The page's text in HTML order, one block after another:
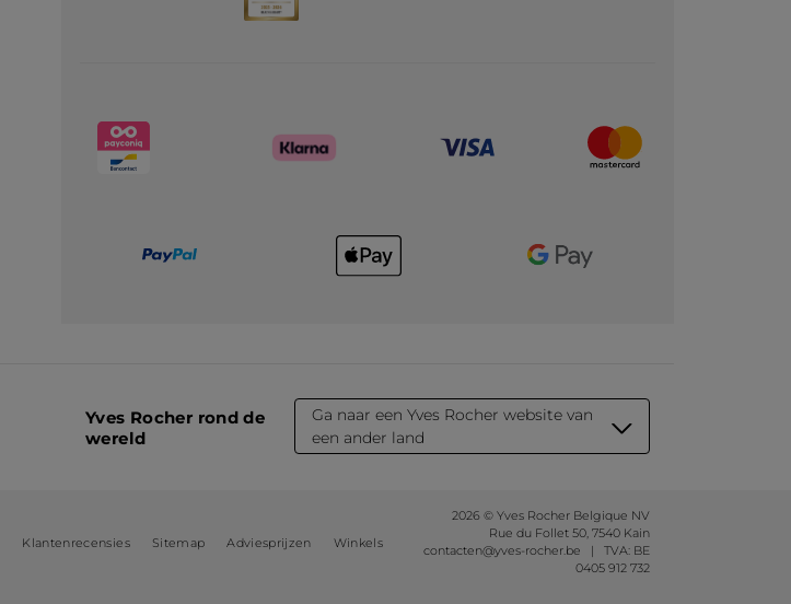
Yves Rocher rond de
wereld
Ga naar een Yves Rocher website van
een ander land
Klantenrecensies Sitemap Adviesprijzen Winkels
2026 © Yves Rocher Belgique NV
Rue du Follet 50, 7540 Kain
contacten@yves-rocher.be | TVA: BE
0405 912 732